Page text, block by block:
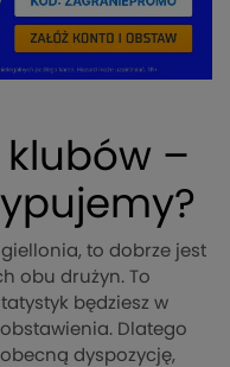
–
to dobrze jest
obu drużyn. To
będziesz w
Dlatego
dyspozycję,